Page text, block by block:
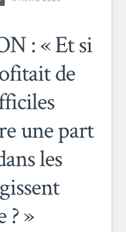
: « Et si
de
une part
les
? »